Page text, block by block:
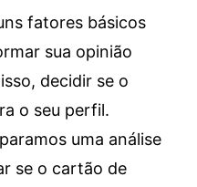
fatores básicos
sua opinião
decidir se o
o seu perfil.
uma análise
se o cartão de